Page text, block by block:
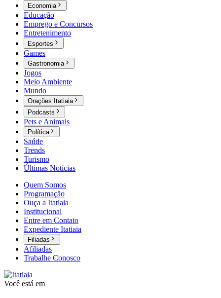
Economia
Educação
Emprego e Concursos
Entretenimento
Esportes
Games
Gastronomia
Jogos
Meio Ambiente
Mundo
Orações Itatiaia
Podcasts
Pets e Animais
Política
Saúde
Trends
Turismo
Últimas Notícias
Quem Somos
Programação
Ouça a Itatiaia
Institucional
Entre em Contato
Expediente Itatiaia
Filiadas
Afiliadas
Trabalhe Conosco
Você está em